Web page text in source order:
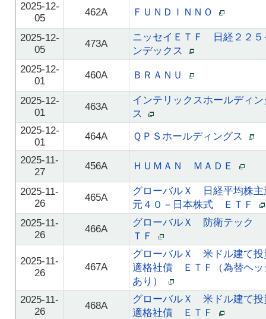
2025-12-
05
462A ＦＵＮＤＩＮＮＯ
2025-12-
05
473A
ニッセイＥＴＦ 日経２２５
ンデックス
2025-12-
01
460A ＢＲＡＮＵ
2025-12-
01
463A
インテリックスホールディン
ス
2025-12-
01
464A ＱＰＳホールディングス
2025-11-
27
456A ＨＵＭＡＮ ＭＡＤＥ
2025-11-
26
465A
グローバルＸ 日経平均株主
元４０－日本株式 ＥＴＦ
2025-11-
26
466A
グローバルＸ 防衛テック
ＴＦ
2025-11-
26
467A
グローバルＸ 米ドル建て投
適格社債 ＥＴＦ（為替ヘッ
あり）
2025-11-
26
468A
グローバルＸ 米ドル建て投
適格社債 ＥＴＦ